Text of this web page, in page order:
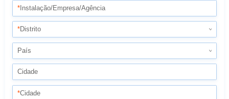
* Instalação/Empresa/Agência
*Distrito
País
Cidade
*Cidade